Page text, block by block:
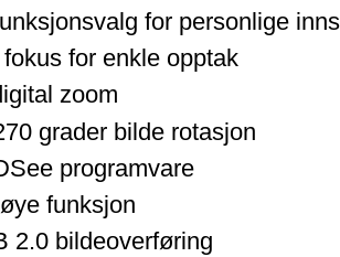
for personlige
for enkle opptak
zoom
grader bilde rotasjon
programvare
funksjon
2.0 bildeoverføring